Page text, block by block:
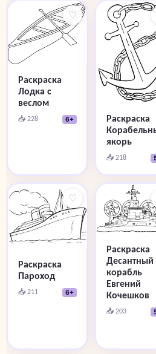
♡
Раскраска
Лодка с
веслом
📥 228 6+
Раскраска
якорь
📥 218
♡
Раскраска
Пароход
📥 211 6+
Раскраска
Десантный
корабль
Евгений
Кочешков
📥 203